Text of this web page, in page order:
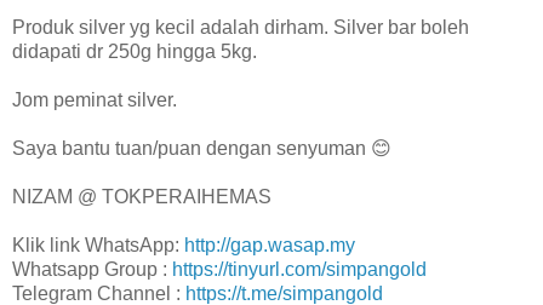
Produk silver yg kecil adalah dirham. Silver bar boleh
didapati dr 250g hingga 5kg.
Jom peminat silver.
Saya bantu tuan/puan dengan senyuman 😊
NIZAM @ TOKPERAIHEMAS
Klik link WhatsApp: http://gap.wasap.my
Whatsapp Group : https://tinyurl.com/simpangold
Telegram Channel : https://t.me/simpangold